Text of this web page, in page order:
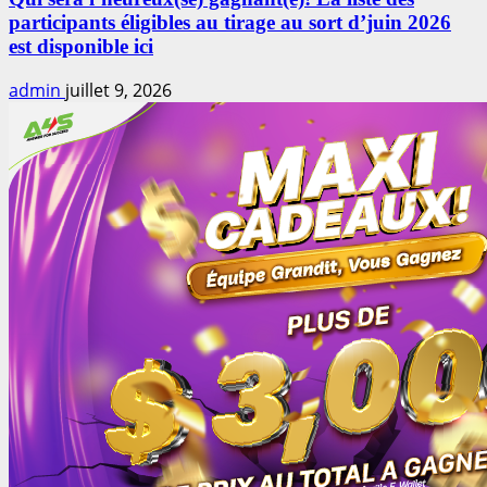
participants éligibles au tirage au sort d’juin 2026
est disponible ici
admin juillet 9, 2026